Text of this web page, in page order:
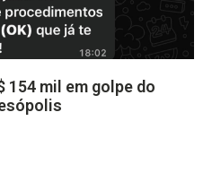
154 mil em golpe do